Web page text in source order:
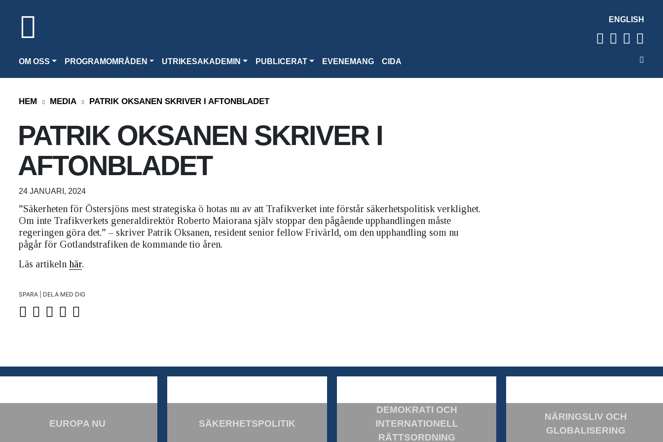
ENGLISH
OM OSS PROGRAMOMRÅDEN UTRIKESAKADEMIN PUBLICERAT EVENEMANG CIDA
HEM MEDIA PATRIK OKSANEN SKRIVER I AFTONBLADET
PATRIK OKSANEN SKRIVER I
AFTONBLADET
24 JANUARI, 2024
”Säkerheten för Östersjöns mest strategiska ö hotas nu av att Trafikverket inte förstår säkerhetspolitisk verklighet.
Om inte Trafikverkets generaldirektör Roberto Maiorana själv stoppar den pågående upphandlingen måste
regeringen göra det.” – skriver Patrik Oksanen, resident senior fellow Frivärld, om den upphandling som nu
pågår för Gotlandstrafiken de kommande tio åren.
Läs artikeln här.
SPARA | DELA MED DIG
EUROPA NU SÄKERHETSPOLITIK
DEMOKRATI OCH
INTERNATIONELL
RÄTTSORDNING
NÄRINGSLIV OCH
GLOBALISERING